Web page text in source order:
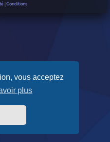
vous acceptez
plus
|Conditions